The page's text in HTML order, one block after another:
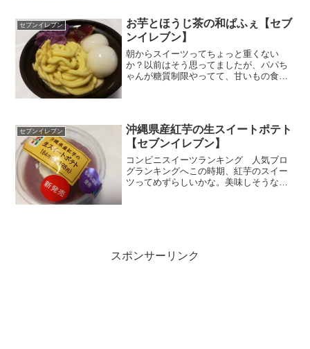
どうでもいい疑問がふつふつ...
セブンイレブン
お芋とほうじ茶の和ぱふぇ【セブ
ンイレブン】
朝からスイーツってちょっと重くない
か？以前はそう思ってましたが、パパち
ゃんが糖質制限やってて、甘いもの食べ
初の一口が意外と勇気がいり...
セブンイレブン
沖縄県産紅芋の生スイートポテト
【セブンイレブン】
コンビニスイーツランキング 人気ブロ
グランキングへこの時期、紅芋のスイー
ツってめずらしいかな。美味しそうな紫
スポンサーリンク